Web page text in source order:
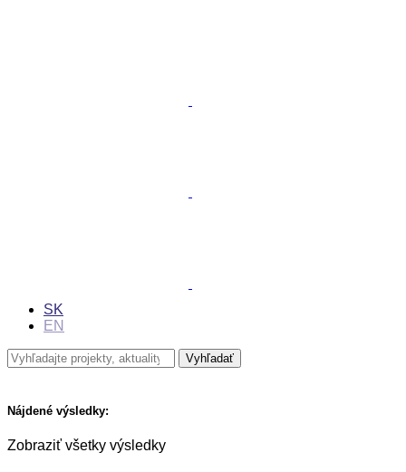
SK
EN
Nájdené výsledky:
Zobraziť všetky výsledky